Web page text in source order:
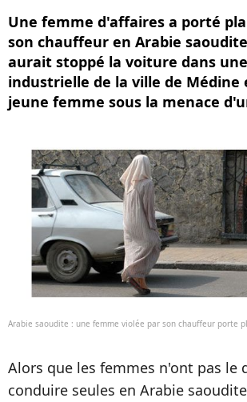
Une femme d'affaires a porté
son chauffeur en Arabie
aurait stoppé la voiture dans
industrielle de la ville de Médine
jeune femme sous la menace
Arabie saoudite : une femme violée par son chauffeur porte
Alors que les femmes n'ont pas le
conduire seules en Arabie